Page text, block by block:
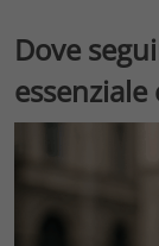
Dove
essenziale